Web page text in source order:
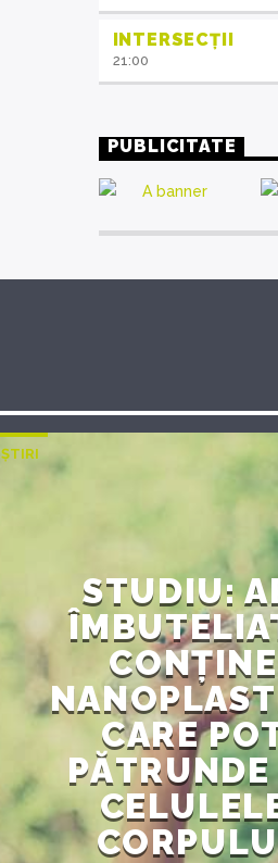
INTERSECȚII
21:00
PUBLICITATE
ȘTIRI
STUDIU:
CONȚINE
CARE